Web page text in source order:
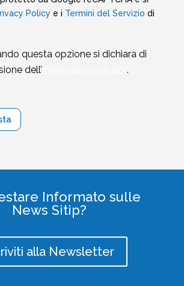
Policy e i Termini del Servizio di
questa opzione si dichiara di
dell’
.
Informato sulle
News Sitip?
alla Newsletter